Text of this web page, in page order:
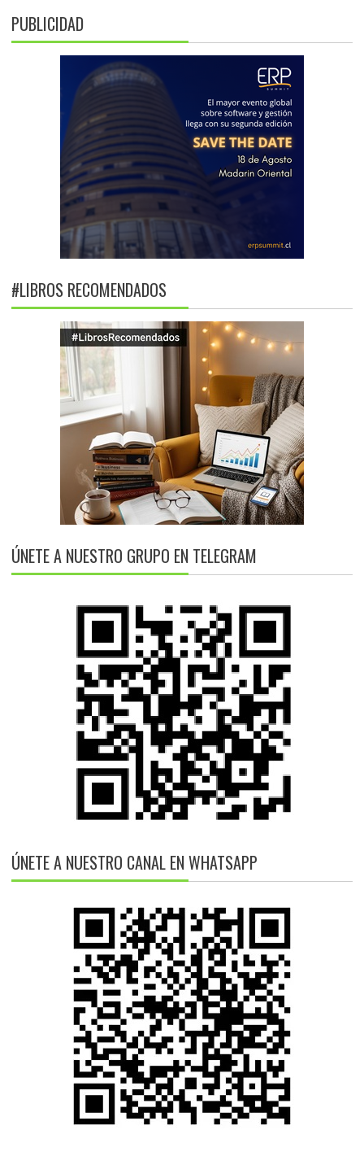
PUBLICIDAD
#LIBROS RECOMENDADOS
ÚNETE A NUESTRO GRUPO EN TELEGRAM
ÚNETE A NUESTRO CANAL EN WHATSAPP